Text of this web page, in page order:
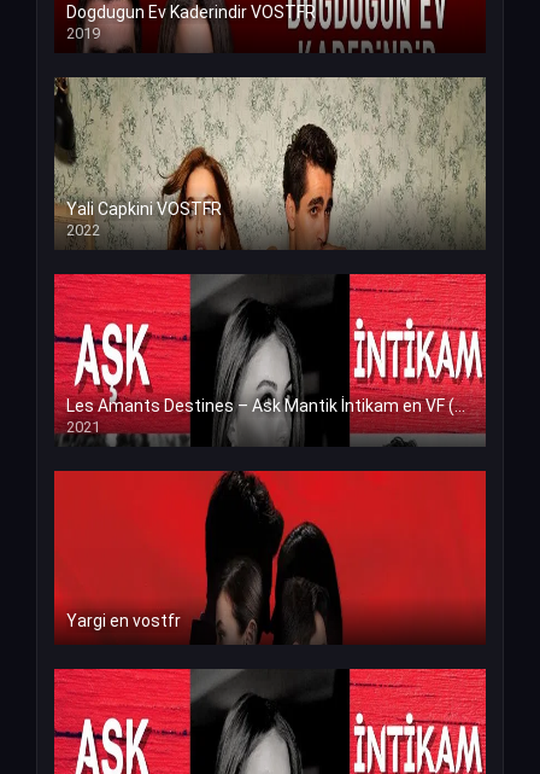
Dogdugun Ev Kaderindir VOSTFR
2019
Yali Capkini VOSTFR
2022
Les Amants Destines – Ask Mantik İntikam en VF (Voix Francaise)
2021
Yargi en vostfr